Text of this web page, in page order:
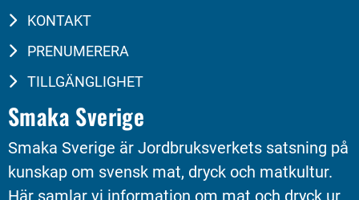
KONTAKT
PRENUMERERA
TILLGÄNGLIGHET
Smaka Sverige
Smaka Sverige är Jordbruksverkets satsning på
kunskap om svensk mat, dryck och matkultur.
Här samlar vi information om mat och dryck ur